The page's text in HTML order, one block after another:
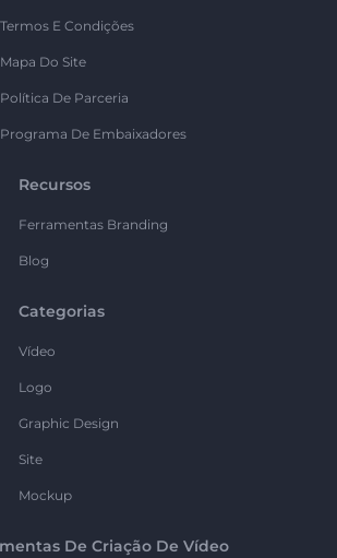
Termos E Condições
Mapa Do Site
Política De Parceria
Programa De Embaixadores
Recursos
Ferramentas Branding
Blog
Categorias
Vídeo
Logo
Graphic Design
Site
Mockup
De Criação De Vídeo